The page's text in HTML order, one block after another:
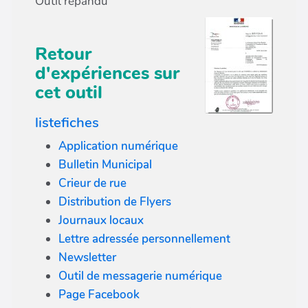
Retour
d'expériences sur
cet outil
listefiches
Application numérique
Bulletin Municipal
Crieur de rue
Distribution de Flyers
Journaux locaux
Lettre adressée personnellement
Newsletter
Outil de messagerie numérique
Page Facebook